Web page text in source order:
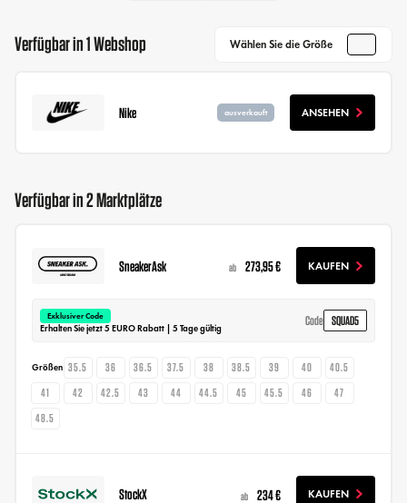
Verfügbar in 1 Webshop Wählen Sie die Größe
Nike ausverkauft ANSEHEN
Verfügbar in 2 Marktplätze
SneakerAsk ab 273,95 € KAUFEN
Exklusiver Code
Erhalten Sie jetzt 5 EURO Rabatt | 5 Tage gültig
Code SQUAD5
Größen 35.5 36 36.5 37.5 38 38.5 39 40
40.5
41
42 42.5 43 44 44.5 45 45.5 46
47
48.5
StockX ab 234 € KAUFEN